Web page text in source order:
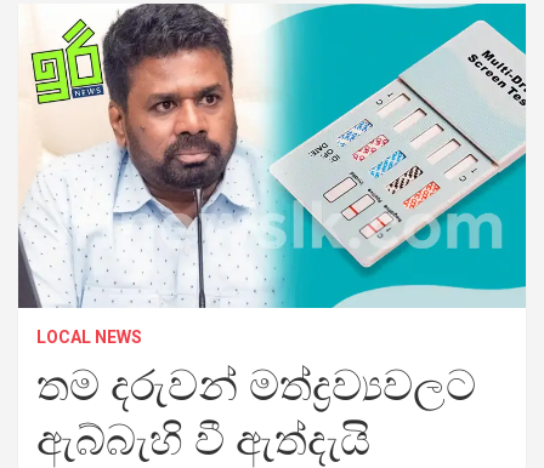
LOCAL NEWS
තම දරුවන් මත්ද්‍රව්‍යවලට
ඇබ්බැහි වී ඇත්දැයි